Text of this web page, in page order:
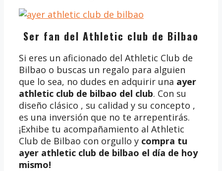
Ser fan del Athletic club de Bilbao
Si eres un aficionado del Athletic Club de
Bilbao o buscas un regalo para alguien
que lo sea, no dudes en adquirir una ayer
athletic club de bilbao del club. Con su
diseño clásico , su calidad y su concepto ,
es una inversión que no te arrepentirás.
¡Exhibe tu acompañamiento al Athletic
Club de Bilbao con orgullo y compra tu
ayer athletic club de bilbao el día de hoy
mismo!